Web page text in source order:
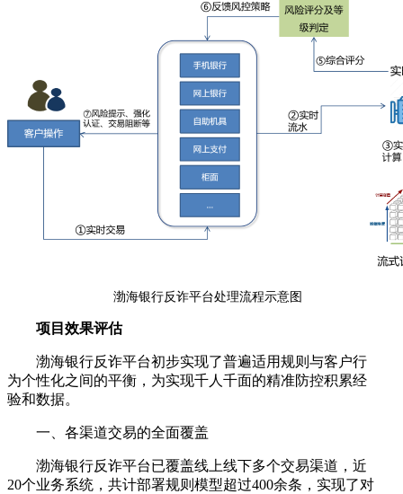
渤海银行反诈平台处理流程示意图
项目效果评估
渤海银行反诈平台初步实现了普遍适用规则与客户行
为个性化之间的平衡，为实现千人千面的精准防控积累经
验和数据。
一、各渠道交易的全面覆盖
渤海银行反诈平台已覆盖线上线下多个交易渠道，近
20个业务系统，共计部署规则模型超过400余条，实现了对